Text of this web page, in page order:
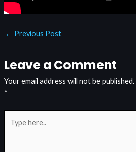
← Previous Post
Leave a Comment
Your email address will not be published.
*
here..